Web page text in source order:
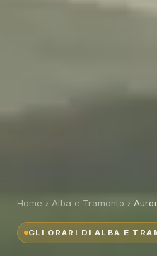
Home › Alba e Tramonto ›
GLI ORARI DI ALBA E